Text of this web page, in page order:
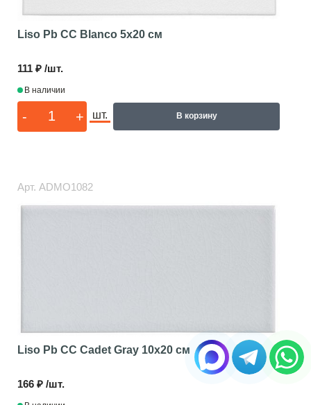
Liso Pb CC Blanco 5x20 см
111 ₽ /шт.
В наличии
- + шт. В корзину
Арт. ADMO1082
Liso Pb CC Cadet Gray 10x20 см
166 ₽ /шт.